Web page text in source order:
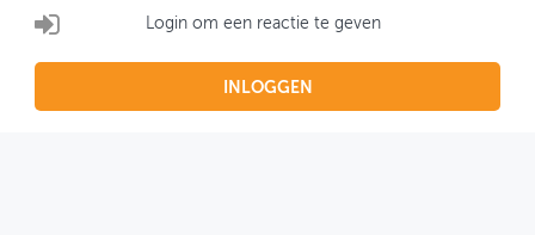
Login om een reactie te geven
INLOGGEN